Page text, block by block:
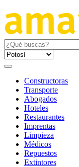
Constructoras
Transporte
Abogados
Hoteles
Restaurantes
Imprentas
Limpieza
Médicos
Repuestos
Extintores